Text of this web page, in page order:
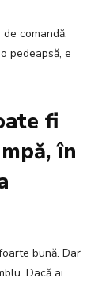
comandă,
pedeapsă, e
fi
în
bună. Dar
Dacă ai